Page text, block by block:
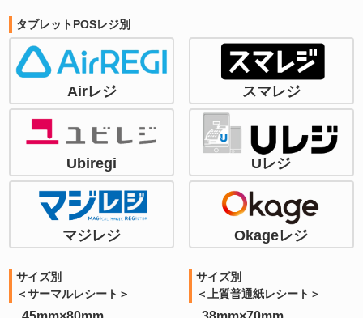
タブレットPOSレジ別
Airレジ スマレジ
Ubiregi Uレジ
マジレジ Okageレジ
サイズ別
＜サーマルレシート＞
サイズ別
＜上質普通紙レシート＞